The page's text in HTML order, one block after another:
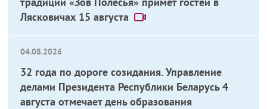
Лясковичах 15 августа
04.08.2026
32 года по дороге созидания. Управление
делами Президента Республики Беларусь 4
августа отмечает день образования